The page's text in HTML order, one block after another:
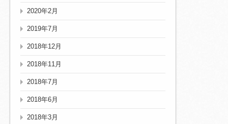
2020年2月
2019年7月
2018年12月
2018年11月
2018年7月
2018年6月
2018年3月